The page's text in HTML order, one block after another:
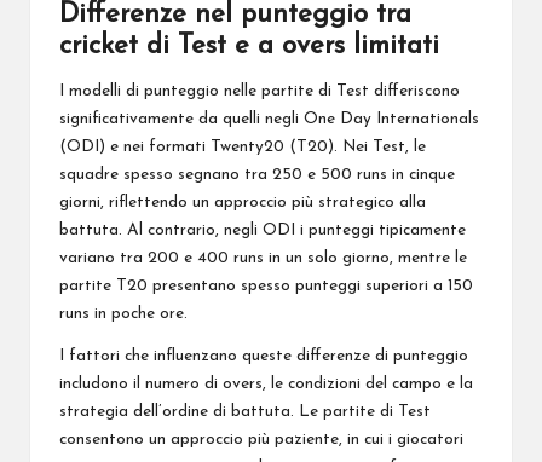
Differenze nel punteggio tra
cricket di Test e a overs limitati
I modelli di punteggio nelle partite di Test differiscono
significativamente da quelli negli One Day Internationals
(ODI) e nei formati Twenty20 (T20). Nei Test, le
squadre spesso segnano tra 250 e 500 runs in cinque
giorni, riflettendo un approccio più strategico alla
battuta. Al contrario, negli ODI i punteggi tipicamente
variano tra 200 e 400 runs in un solo giorno, mentre le
partite T20 presentano spesso punteggi superiori a 150
runs in poche ore.
I fattori che influenzano queste differenze di punteggio
includono il numero di overs, le condizioni del campo e la
strategia dell’ordine di battuta. Le partite di Test
consentono un approccio più paziente, in cui i giocatori